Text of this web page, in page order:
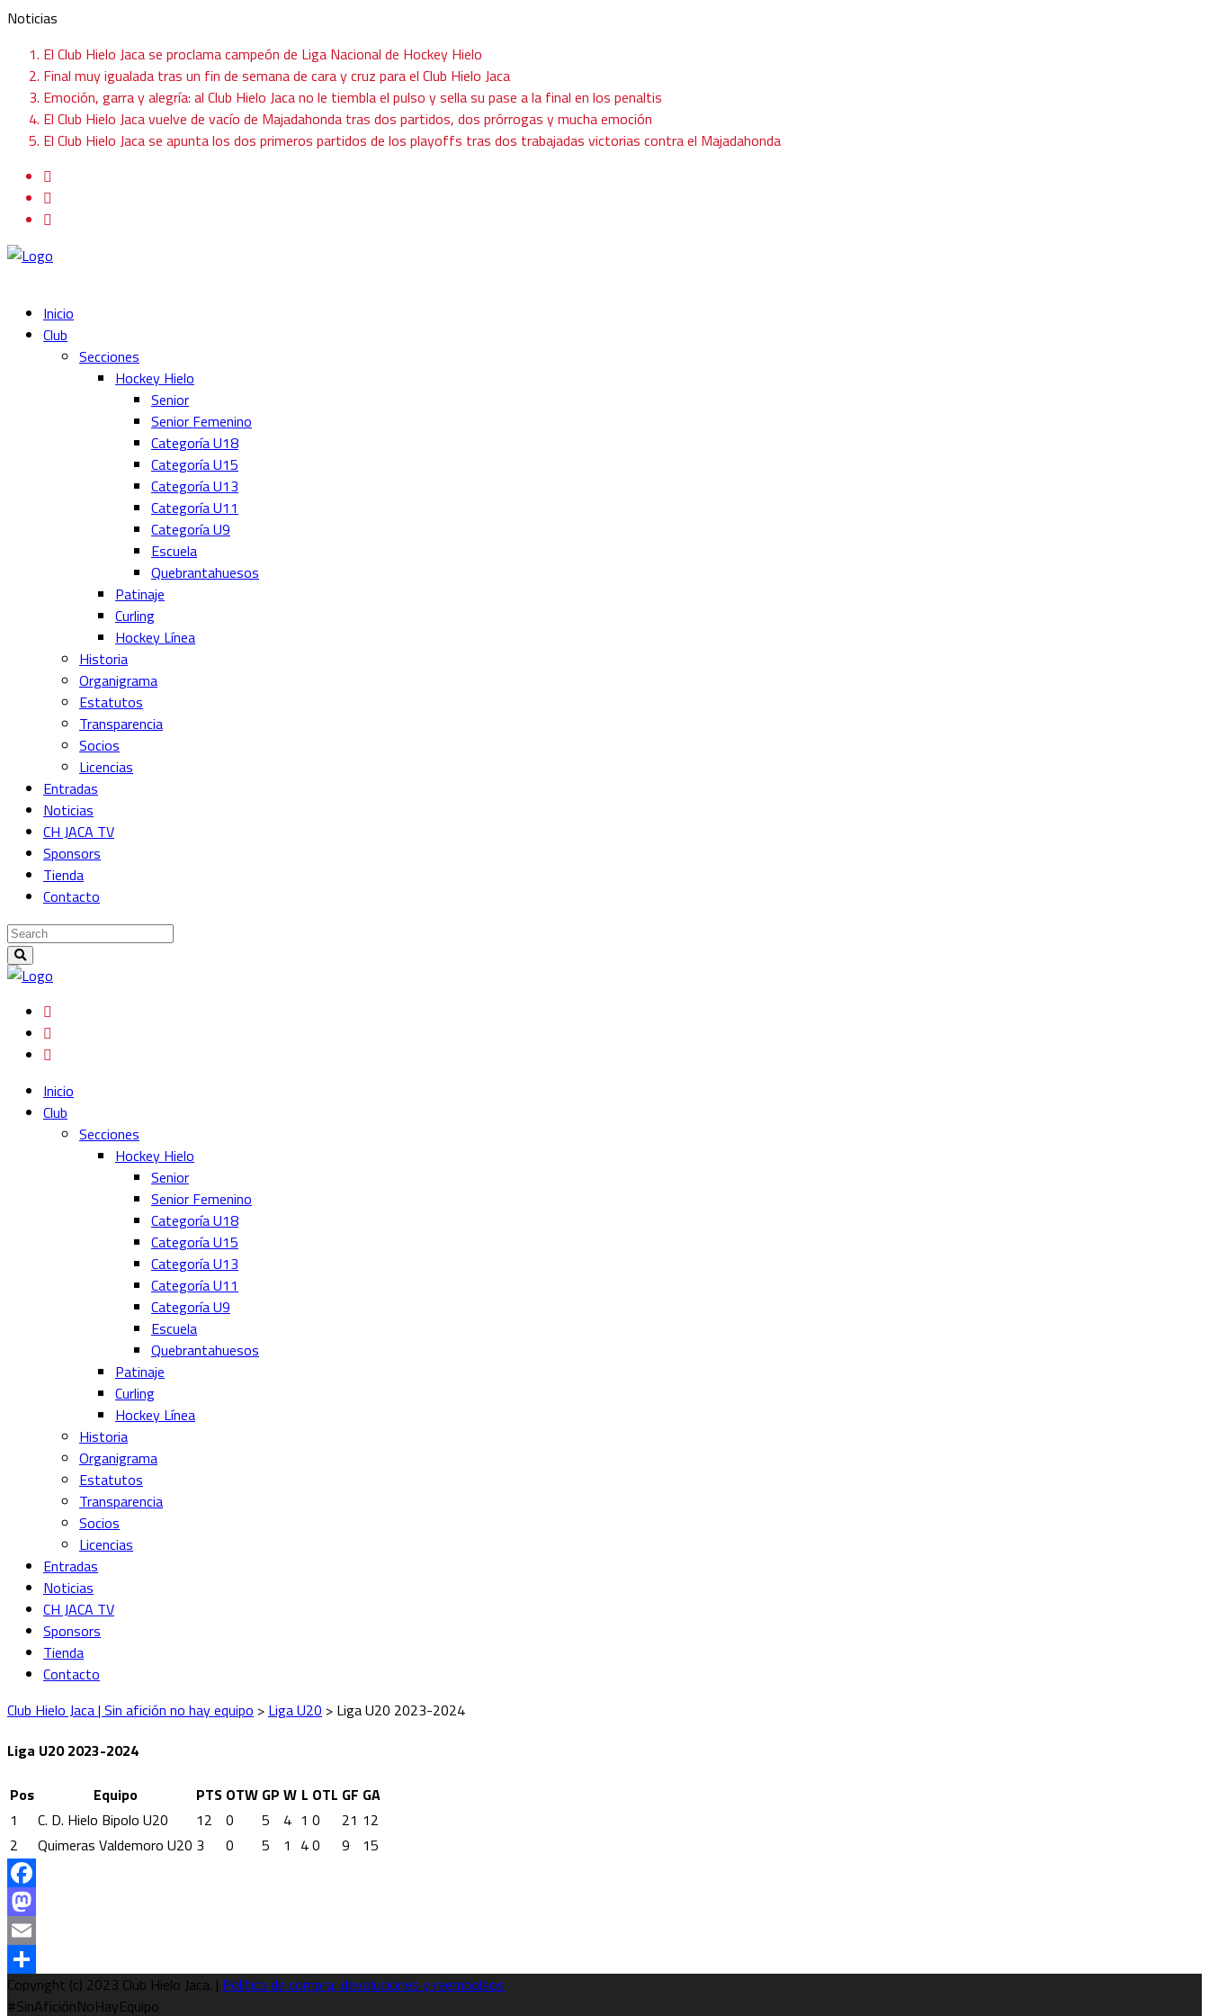
Noticias
El Club Hielo Jaca se proclama campeón de Liga Nacional de Hockey Hielo
Final muy igualada tras un fin de semana de cara y cruz para el Club Hielo Jaca
Emoción, garra y alegría: al Club Hielo Jaca no le tiembla el pulso y sella su pase a la final en los penaltis
El Club Hielo Jaca vuelve de vacío de Majadahonda tras dos partidos, dos prórrogas y mucha emoción
El Club Hielo Jaca se apunta los dos primeros partidos de los playoffs tras dos trabajadas victorias contra el Majadahonda
Inicio
Club
Secciones
Hockey Hielo
Senior
Senior Femenino
Categoría U18
Categoría U15
Categoría U13
Categoría U11
Categoría U9
Escuela
Quebrantahuesos
Patinaje
Curling
Hockey Línea
Historia
Organigrama
Estatutos
Transparencia
Socios
Licencias
Entradas
Noticias
CH JACA TV
Sponsors
Tienda
Contacto
Inicio
Club
Secciones
Hockey Hielo
Senior
Senior Femenino
Categoría U18
Categoría U15
Categoría U13
Categoría U11
Categoría U9
Escuela
Quebrantahuesos
Patinaje
Curling
Hockey Línea
Historia
Organigrama
Estatutos
Transparencia
Socios
Licencias
Entradas
Noticias
CH JACA TV
Sponsors
Tienda
Contacto
Club Hielo Jaca | Sin afición no hay equipo > Liga U20 > Liga U20 2023-2024
Liga U20 2023-2024
Pos Equipo PTS OTW GP W L OTL GF GA
1
C. D. Hielo Bipolo U20 12 0 5 4 1 0 21 12
2
Quimeras Valdemoro U20 3 0 5 1 40 9 15
Facebook
Mastodon
Email
Compartir
Copyright (c) 2023 Club Hielo Jaca. | Política de compra, devoluciones y reembolsos
#SinAficiónNoHayEquipo